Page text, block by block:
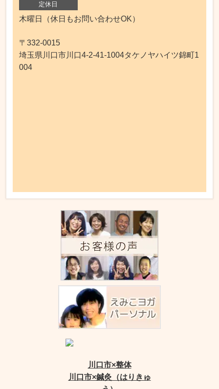
定休日
木曜日（休日もお問い合わせOK）
〒332-0015
埼玉県川口市川口4-2-41-1004タケノヤハイツ錦町1
004
川口市×整体
川口市×鍼灸（はりきゅ